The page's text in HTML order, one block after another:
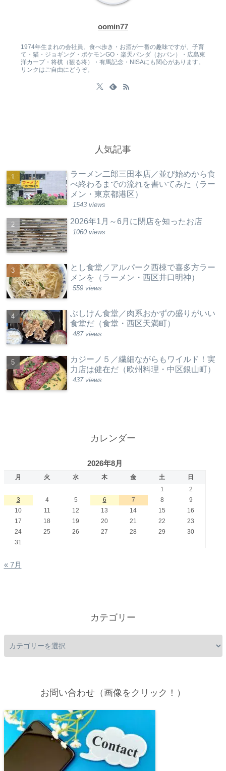
oomin77
1974年生まれの会社員。食べ歩き・お酒が一番の趣味ですが、子育
て・猫・ジョギング・ポケモンGO・楽天パンダ（おパン）・広島東
洋カープ・将棋（観る将）・有馬記念・NISAにも関心があります。
リンクはご自由にどうぞ。
人気記事
ラーメン二郎三田本店／並び始めから食
べ終わるまでの流れを書いてみた（ラー
メン・東京都港区）
1543 views
2026年1月～6月に閉店を知ったお店
1060 views
とし食堂／アルパーク西棟で喜多方ラー
メンを（ラーメン・西区井口明神）
559 views
ぶしけん食堂／肉系おかずの盛りがいい
食堂だ（食堂・西区天満町）
487 views
カジーノ５／繊細ながらもワイルド！実
力店は健在だ（欧州料理・中区銀山町）
437 views
カレンダー
2026年8月
月 火 水 木 金 土
日
1
2
3
4 5 6 7 8
9
10
11 12 13 14 15
16
17
18 19 20 21 22
23
24
25 26 27 28 29
30
31
« 7月
カテゴリー
お問い合わせ（画像をクリック！）